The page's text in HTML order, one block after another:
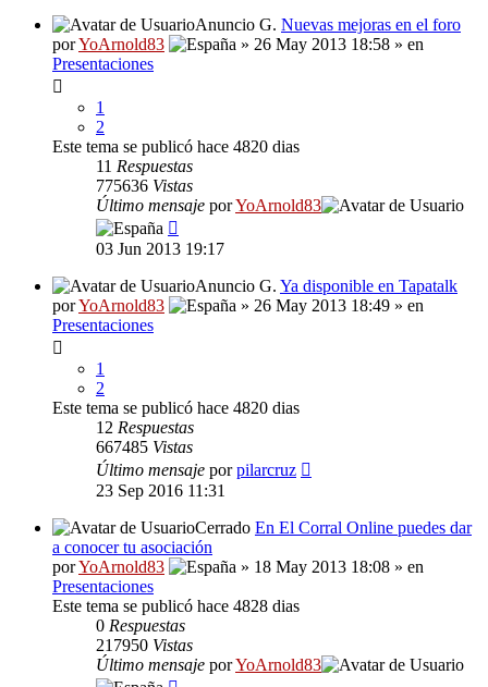
Anuncio G. Nuevas mejoras en el foro
porYoArnold83
» 26 May 2013 18:58 » en
Presentaciones
1
2
Este tema se publicó hace 4820 dias
11 Respuestas
775636 Vistas
Último mensaje porYoArnold83
03 Jun 2013 19:17
Anuncio G. Ya disponible en Tapatalk
porYoArnold83
» 26 May 2013 18:49 » en
Presentaciones
1
2
Este tema se publicó hace 4820 dias
12 Respuestas
667485 Vistas
Último mensaje porpilarcruz
23 Sep 2016 11:31
Cerrado En El Corral Online puedes dar
a conocer tu asociación
porYoArnold83
» 18 May 2013 18:08 » en
Presentaciones
Este tema se publicó hace 4828 dias
0 Respuestas
217950 Vistas
Último mensaje porYoArnold83